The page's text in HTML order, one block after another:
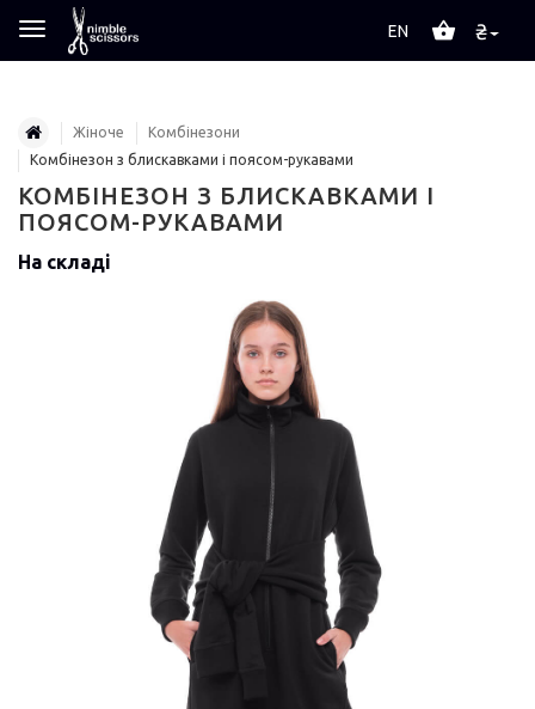
₴
EN
Жіноче
Комбінезони
Комбінезон з блискавками і поясом-рукавами
КОМБІНЕЗОН З БЛИСКАВКАМИ І
ПОЯСОМ-РУКАВАМИ
На складі